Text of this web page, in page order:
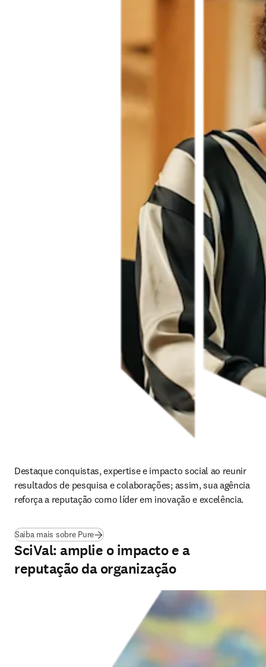
Destaque conquistas, expertise e impacto social ao reunir
resultados de pesquisa e colaborações; assim, sua agência
reforça a reputação como líder em inovação e excelência.
Saiba mais sobre Pure(abre em uma nova guia/janela
SciVal: amplie o impacto e a
reputação da organização